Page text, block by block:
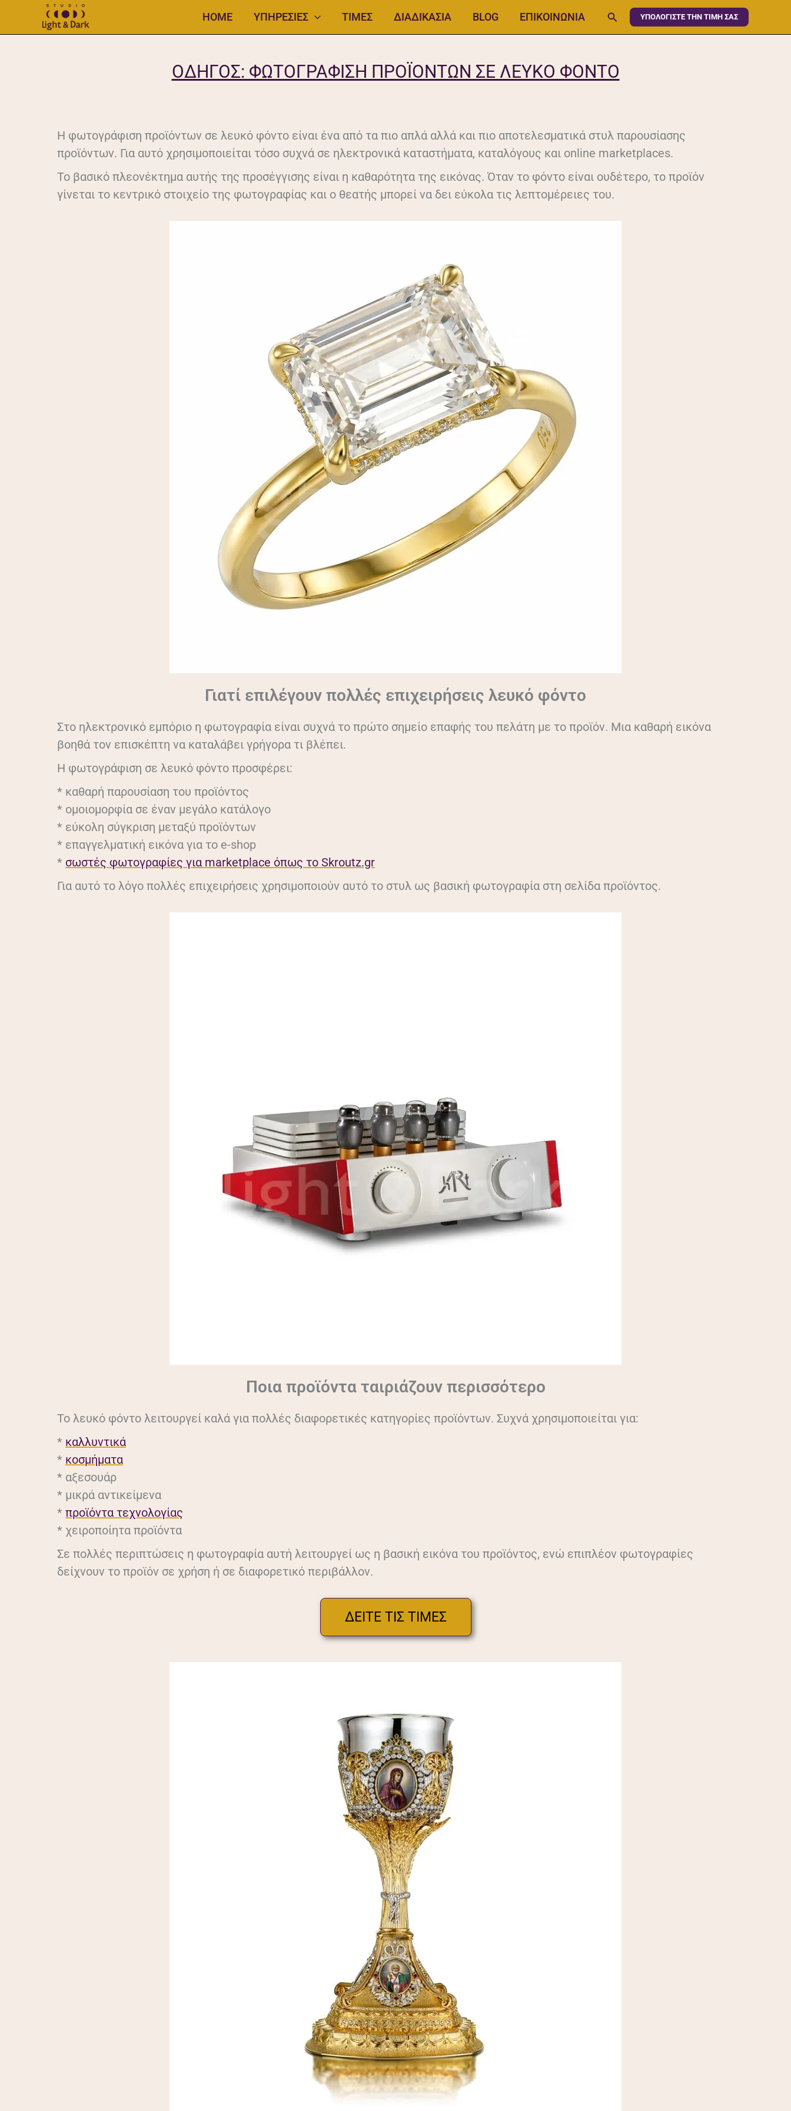
Μετάβαση
ΗΟΜΕ ΥΠΗΡΕΣΙΕΣ ΤΙΜΕΣ ΔΙΑΔΙΚΑΣΙΑ BLOG ΕΠΙΚΟΙΝΩΝΙΑ ΑναζήτησηΥΠΟΛΟΓΙΣΤΕ ΤΗΝ ΤΙΜΗ ΣΑΣ
ΟΔΗΓΌΣ: ΦΩΤΟΓΡΆΦΙΣΗ ΠΡΟΪΌΝΤΩΝ ΣΕ ΛΕΥΚΌ ΦΌΝΤΟ
Η φωτογράφιση προϊόντων σε λευκό φόντο είναι ένα από τα πιο απλά αλλά και πιο αποτελεσματικά στυλ παρουσίασης
προϊόντων. Για αυτό χρησιμοποιείται τόσο συχνά σε ηλεκτρονικά καταστήματα, καταλόγους και online marketplaces.
Το βασικό πλεονέκτημα αυτής της προσέγγισης είναι η καθαρότητα της εικόνας. Όταν το φόντο είναι ουδέτερο, το προϊόν
γίνεται το κεντρικό στοιχείο της φωτογραφίας και ο θεατής μπορεί να δει εύκολα τις λεπτομέρειες του.
Γιατί επιλέγουν πολλές επιχειρήσεις λευκό φόντο
Στο ηλεκτρονικό εμπόριο η φωτογραφία είναι συχνά το πρώτο σημείο επαφής του πελάτη με το προϊόν. Μια καθαρή εικόνα
βοηθά τον επισκέπτη να καταλάβει γρήγορα τι βλέπει.
Η φωτογράφιση σε λευκό φόντο προσφέρει:
* καθαρή παρουσίαση του προϊόντος
* ομοιομορφία σε έναν μεγάλο κατάλογο
* εύκολη σύγκριση μεταξύ προϊόντων
* επαγγελματική εικόνα για το e-shop
* σωστές φωτογραφίες για marketplace όπως το Skroutz.gr
Για αυτό το λόγο πολλές επιχειρήσεις χρησιμοποιούν αυτό το στυλ ως βασική φωτογραφία στη σελίδα προϊόντος.
Ποια προϊόντα ταιριάζουν περισσότερο
Το λευκό φόντο λειτουργεί καλά για πολλές διαφορετικές κατηγορίες προϊόντων. Συχνά χρησιμοποιείται για:
* καλλυντικά
* κοσμήματα
* αξεσουάρ
* μικρά αντικείμενα
* προϊόντα τεχνολογίας
* χειροποίητα προϊόντα
Σε πολλές περιπτώσεις η φωτογραφία αυτή λειτουργεί ως η βασική εικόνα του προϊόντος, ενώ επιπλέον φωτογραφίες
δείχνουν το προϊόν σε χρήση ή σε διαφορετικό περιβάλλον.
ΔΕΙΤΕ ΤΙΣ ΤΙΜΕΣ